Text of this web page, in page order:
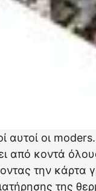
αυτοί οι
από κοντά
την κάρτα
της